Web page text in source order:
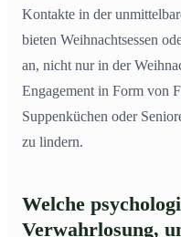
Kontakte in der
bieten Weihnachtsessen
an, nicht nur in der
Engagement in Form von
Suppenküchen oder
zu lindern.
Welche
Verwahrlosung,